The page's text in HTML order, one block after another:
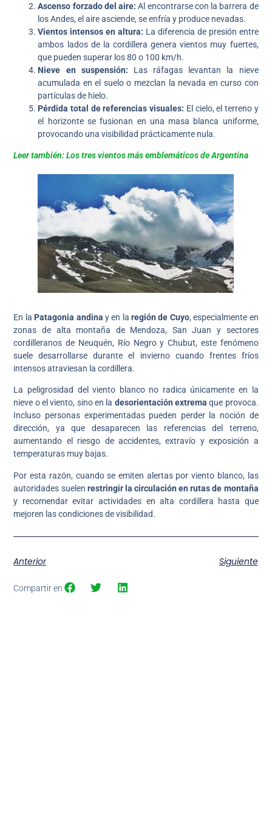
Ascenso forzado del aire: Al encontrarse con la barrera de
los Andes, el aire asciende, se enfría y produce nevadas.
Vientos intensos en altura: La diferencia de presión entre
ambos lados de la cordillera genera vientos muy fuertes,
que pueden superar los 80 o 100 km/h.
Nieve en suspensión: Las ráfagas levantan la nieve
acumulada en el suelo o mezclan la nevada en curso con
partículas de hielo.
Pérdida total de referencias visuales: El cielo, el terreno y
el horizonte se fusionan en una masa blanca uniforme,
provocando una visibilidad prácticamente nula.
Leer también: Los tres vientos más emblemáticos de Argentina
En la Patagonia andina y en laregión de Cuyo, especialmente en
zonas de alta montaña de Mendoza, San Juan y sectores
cordilleranos de Neuquén, Río Negro y Chubut, este fenómeno
suele desarrollarse durante el invierno cuando frentes fríos
intensos atraviesan la cordillera.
La peligrosidad del viento blanco no radica únicamente en la
nieve o el viento, sino en la desorientación extrema que provoca.
Incluso personas experimentadas pueden perder la noción de
dirección, ya que desaparecen las referencias del terreno,
aumentando el riesgo de accidentes, extravío y exposición a
temperaturas muy bajas.
Por esta razón, cuando se emiten alertas por viento blanco, las
autoridades suelen restringir la circulación en rutas de montaña
y recomendar evitar actividades en alta cordillera hasta que
mejoren las condiciones de visibilidad.
Anterior Siguiente
Compartir en